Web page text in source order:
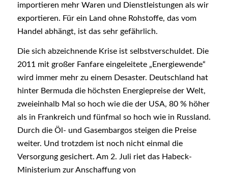
importieren mehr Waren und Dienstleistungen als wir
exportieren. Für ein Land ohne Rohstoffe, das vom
Handel abhängt, ist das sehr gefährlich.
Die sich abzeichnende Krise ist selbstverschuldet. Die
2011 mit großer Fanfare eingeleitete „Energiewende“
wird immer mehr zu einem Desaster. Deutschland hat
hinter Bermuda die höchsten Energiepreise der Welt,
zweieinhalb Mal so hoch wie die der USA, 80 % höher
als in Frankreich und fünfmal so hoch wie in Russland.
Durch die Öl- und Gasembargos steigen die Preise
weiter. Und trotzdem ist noch nicht einmal die
Versorgung gesichert. Am 2. Juli riet das Habeck-
Ministerium zur Anschaffung von